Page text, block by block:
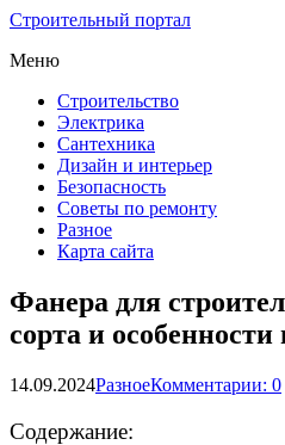
Строительный портал
Меню
Строительство
Электрика
Сантехника
Дизайн и интерьер
Безопасность
Советы по ремонту
Разное
Карта сайта
Фанера для
сорта и
14.09.2024РазноеКомментарии: 0
Содержание: